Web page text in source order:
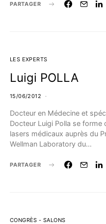
PARTAGER
LES EXPERTS
Luigi POLLA
15/06/2012
Docteur en Médecine et
Docteur Luigi Polla se forme
lasers médicaux auprès du
Wellman Laboratory du…
PARTAGER
CONGRÈS - SALONS